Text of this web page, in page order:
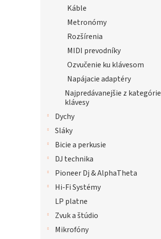
Káble
Metronómy
Rozšírenia
MIDI prevodníky
Ozvučenie ku klávesom
Napájacie adaptéry
Najpredávanejšie z kategórie
klávesy
Dychy
Sláky
Bicie a perkusie
DJ technika
Pioneer Dj & AlphaTheta
Hi-Fi Systémy
LP platne
Zvuk a štúdio
Mikrofóny